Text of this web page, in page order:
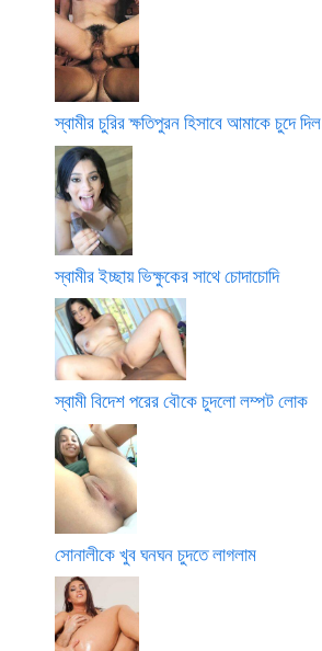
স্বামীর চুরির ক্ষতিপুরন হিসাবে আমাকে চুদে দিল
স্বামীর ইচ্ছায় ভিক্ষুকের সাথে চোদাচোদি
স্বামী বিদেশ পরের বৌকে চুদলো লম্পট লোক
সোনালীকে খুব ঘনঘন চুদতে লাগলাম